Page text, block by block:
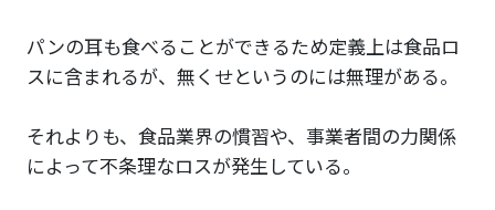
パンの耳も食べることができるため定義上は食品ロ
スに含まれるが、無くせというのには無理がある。
それよりも、食品業界の慣習や、事業者間の力関係
によって不条理なロスが発生している。